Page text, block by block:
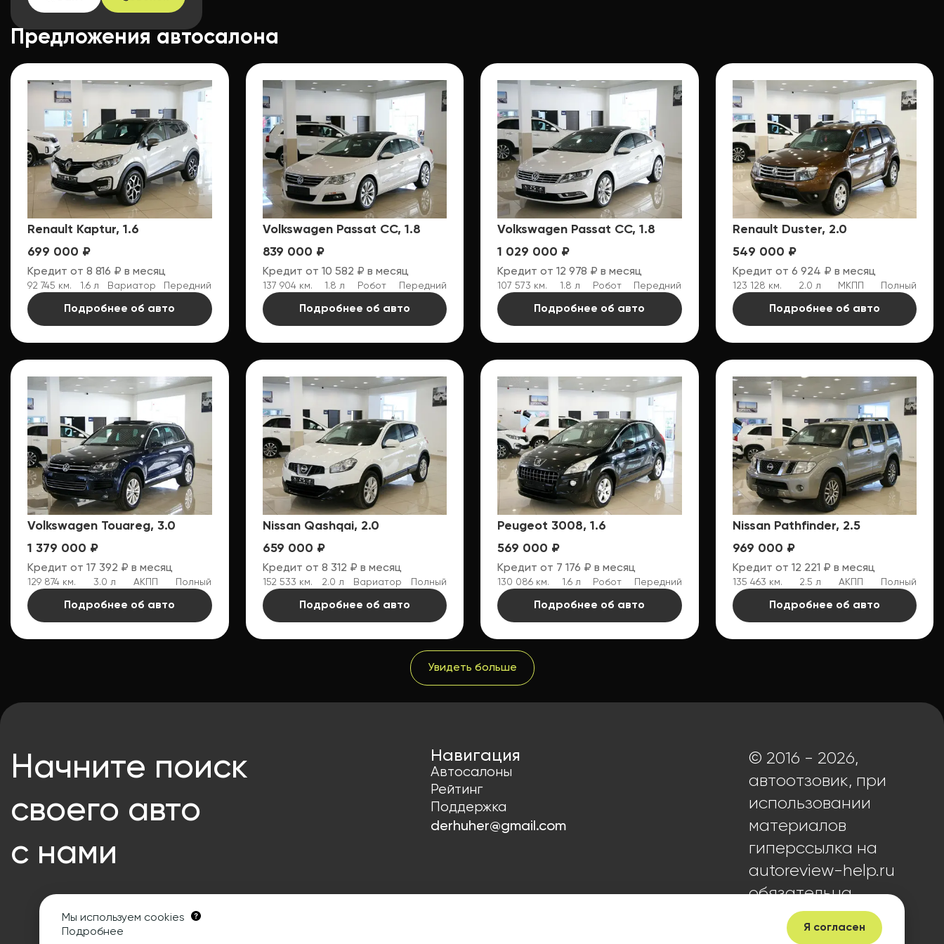
Предложения автосалона
Renault Kaptur, 1.6
699 000 ₽
Кредит от 8 816 ₽ в месяц
92 745 км. 1.6 л Вариатор Передний
Подробнее об авто
Volkswagen Passat CC, 1.8
839 000 ₽
Кредит от 10 582 ₽ в месяц
137 904 км. 1.8 л Робот Передний
Подробнее об авто
Volkswagen Passat CC, 1.8
1 029 000 ₽
Кредит от 12 978 ₽ в месяц
107 573 км. 1.8 л Робот Передний
Подробнее об авто
Renault Duster, 2.0
549 000 ₽
Кредит от 6 924 ₽ в месяц
123 128 км. 2.0 л МКПП Полный
Подробнее об авто
Volkswagen Touareg, 3.0
1 379 000 ₽
Кредит от 17 392 ₽ в месяц
129 874 км. 3.0 л АКПП Полный
Подробнее об авто
Nissan Qashqai, 2.0
659 000 ₽
Кредит от 8 312 ₽ в месяц
152 533 км. 2.0 л Вариатор Полный
Подробнее об авто
Peugeot 3008, 1.6
569 000 ₽
Кредит от 7 176 ₽ в месяц
130 086 км. 1.6 л Робот Передний
Подробнее об авто
Nissan Pathfinder, 2.5
969 000 ₽
Кредит от 12 221 ₽ в месяц
135 463 км. 2.5 л АКПП Полный
Подробнее об авто
Увидеть больше
Мы используем cookies
Подробнее
Я согласен
Начните поиск
своего авто
с нами
Навигация
Автосалоны
Рейтинг
Поддержка
derhuher@gmail.com
© 2016 - 2026,
автоотзовик, при
использовании
материалов
гиперссылка на
autoreview-help.ru
обязательна.